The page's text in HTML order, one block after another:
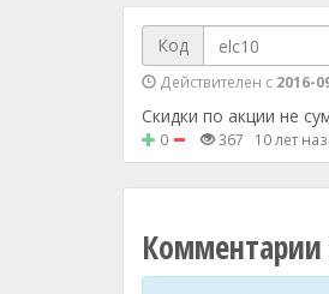
Код
Действителен с 2016-
Скидки по акции не
0 367 10 лет